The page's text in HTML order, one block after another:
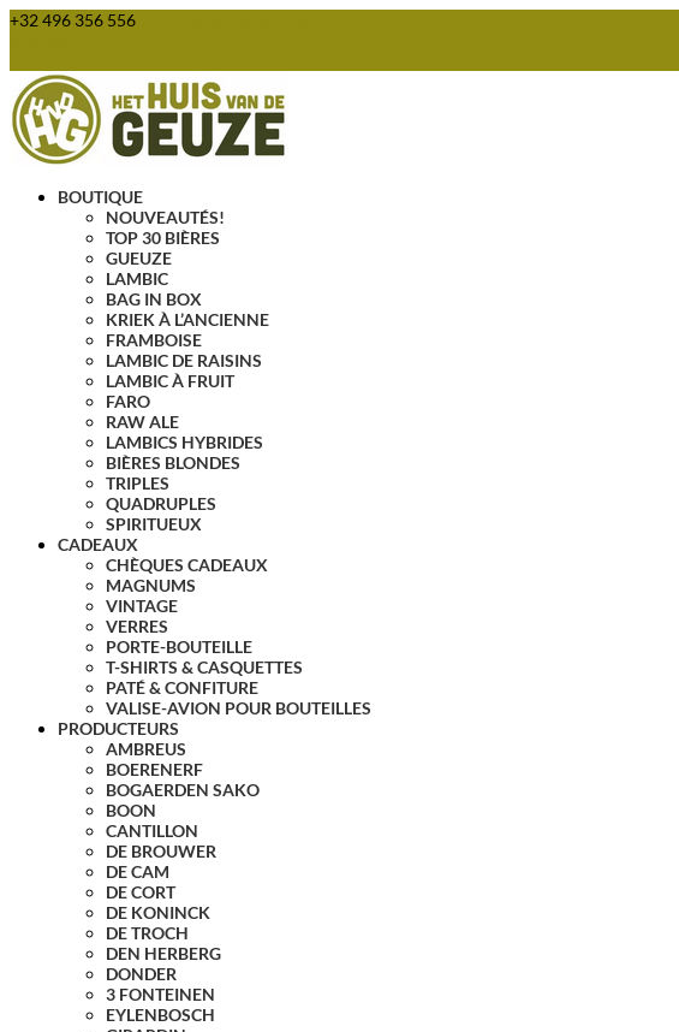
+32 496 356 556
BOUTIQUE
NOUVEAUTÉS!
TOP 30 BIÈRES
GUEUZE
LAMBIC
BAG IN BOX
KRIEK À L’ANCIENNE
FRAMBOISE
LAMBIC DE RAISINS
LAMBIC À FRUIT
FARO
RAW ALE
LAMBICS HYBRIDES
BIÈRES BLONDES
TRIPLES
QUADRUPLES
SPIRITUEUX
CADEAUX
CHÈQUES CADEAUX
MAGNUMS
VINTAGE
VERRES
PORTE-BOUTEILLE
T-SHIRTS & CASQUETTES
PATÉ & CONFITURE
VALISE-AVION POUR BOUTEILLES
PRODUCTEURS
AMBREUS
BOERENERF
BOGAERDEN SAKO
BOON
CANTILLON
DE BROUWER
DE CAM
DE CORT
DE KONINCK
DE TROCH
DEN HERBERG
DONDER
3 FONTEINEN
EYLENBOSCH